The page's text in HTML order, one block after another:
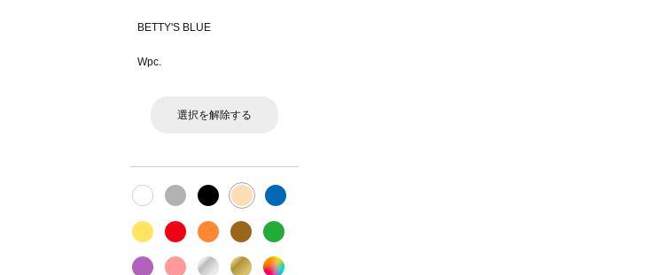
BETTY'S BLUE
Wpc.
選択を解除する